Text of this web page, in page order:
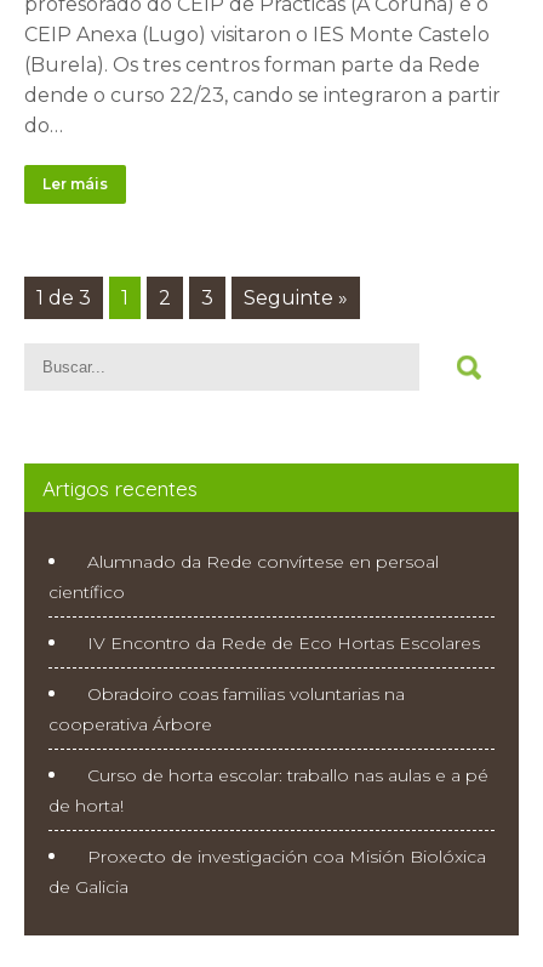
CEIP Anexa (Lugo) visitaron o IES Monte Castelo
(Burela). Os tres centros forman parte da Rede
dende o curso 22/23, cando se integraron a partir
do…
Ler máis
1 de 3 1 2 3 Seguinte »
Artigos recentes
Alumnado da Rede convírtese en persoal
científico
IV Encontro da Rede de Eco Hortas Escolares
Obradoiro coas familias voluntarias na
cooperativa Árbore
Curso de horta escolar: traballo nas aulas e a pé
de horta!
Proxecto de investigación coa Misión Biolóxica
de Galicia